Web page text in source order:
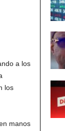
a los
los
manos